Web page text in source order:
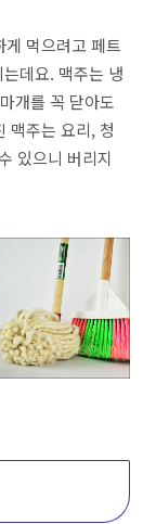
먹으려고 페트
데요. 맥주는 냉
개를 꼭 닫아도
맥주는 요리, 청
있으니 버리지